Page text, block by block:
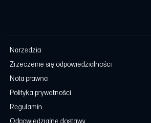
Narzedzia
Zrzeczenie się odpowiedzialności
Nota prawna
Polityka prywatności
Regulamin
Odpowiedzialne dostawy